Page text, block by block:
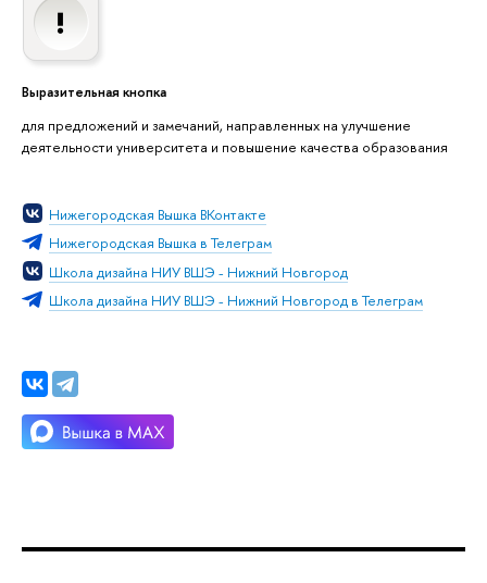
Выразительная кнопка
для предложений и замечаний, направленных на улучшение
деятельности университета и повышение качества образования
Нижегородская Вышка ВКонтакте
Нижегородская Вышка в Телеграм
Школа дизайна НИУ ВШЭ - Нижний Новгород
Школа дизайна НИУ ВШЭ - Нижний Новгород в Телеграм